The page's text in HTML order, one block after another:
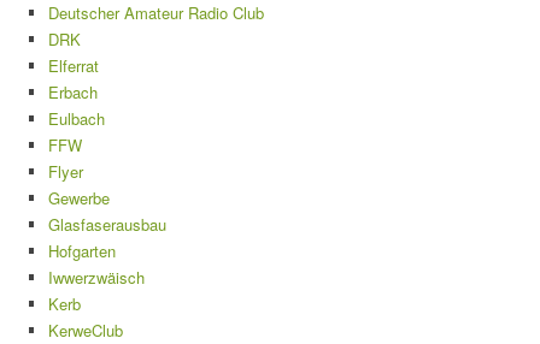
Deutscher Amateur Radio Club
DRK
Elferrat
Erbach
Eulbach
FFW
Flyer
Gewerbe
Glasfaserausbau
Hofgarten
Iwwerzwäisch
Kerb
KerweClub